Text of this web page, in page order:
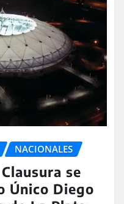
NACIONALES
se
Único Diego